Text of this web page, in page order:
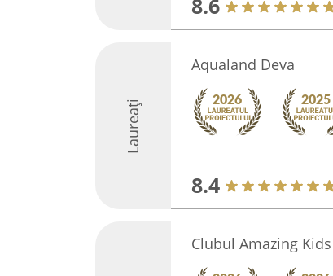
8.6
Laureați
Aqualand Deva
8.4
Clubul Amazing Kids